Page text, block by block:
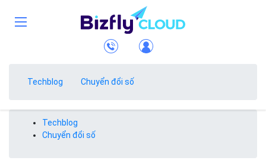
Techblog Chuyển đổi số
Techblog
Chuyển đổi số